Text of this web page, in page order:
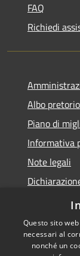
FAQ
Richiedi
Albo pretorio
Piano di
Informativa
Note legali
Obiettivi di
Questo sito
necessari al
nonché un